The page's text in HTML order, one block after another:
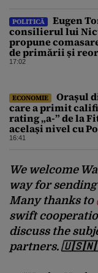
POLITICĂ
Eugen
consilierul lui
propune
de primării și
administrativă a
17:02
ECONOMIE
Orașul
care a primit
rating „a-” de la
același nivel cu
16:41
We welcome
way for sending
Many thanks to
swift
discuss the
partners.